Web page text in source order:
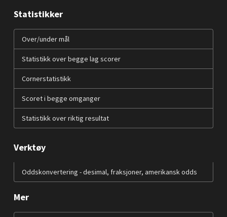
Statistikker
Over/under mål
Statistikk over begge lag scorer
Cornerstatistikk
Scoret i begge omganger
Statistikk over riktig resultat
Verktøy
Oddskonvertering - desimal, fraksjoner, amerikansk odds
Mer